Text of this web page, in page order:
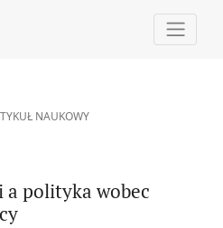
NAUKOWY
polityka wobec